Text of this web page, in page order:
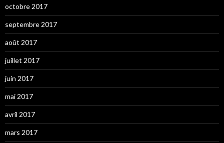
octobre 2017
septembre 2017
août 2017
juillet 2017
juin 2017
mai 2017
avril 2017
mars 2017